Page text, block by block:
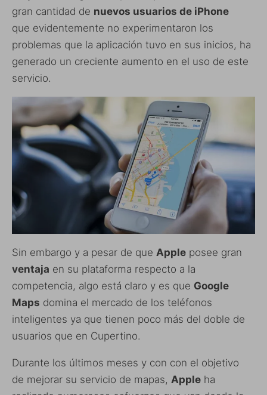
gran cantidad de nuevos usuarios de iPhone
que evidentemente no experimentaron los
problemas que la aplicación tuvo en sus inicios, ha
generado un creciente aumento en el uso de este
servicio.
Sin embargo y a pesar de que Apple posee gran
ventaja en su plataforma respecto a la
competencia, algo está claro y es que Google
Maps domina el mercado de los teléfonos
inteligentes ya que tienen poco más del doble de
usuarios que en Cupertino.
Durante los últimos meses y con con el objetivo
de mejorar su servicio de mapas, Apple ha